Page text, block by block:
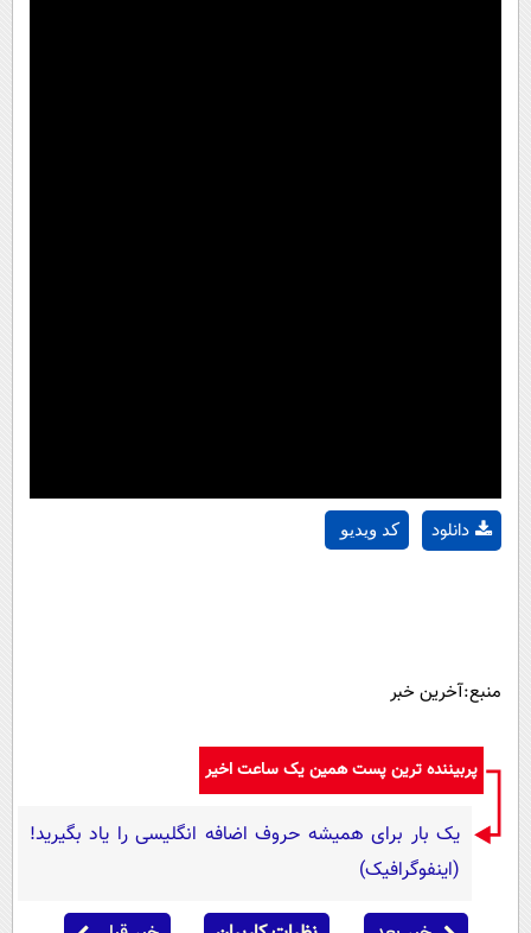
کد ویدیو دانلود
منبع:آخرین خبر
پربیننده ترین پست همین یک ساعت اخیر
یک بار برای همیشه حروف اضافه انگلیسی را یاد بگیرید!
(اینفوگرافیک)